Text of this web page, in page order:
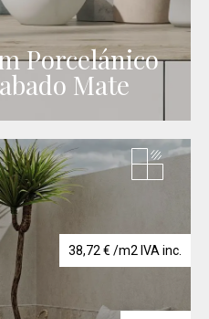
Porcelánico
Mate
38,72 € /m2 IVA inc.